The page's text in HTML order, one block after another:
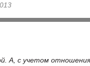
А, с учетом